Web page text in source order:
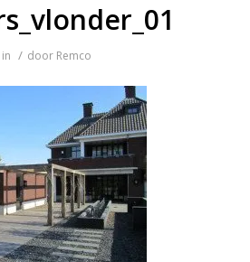
in / door Remco